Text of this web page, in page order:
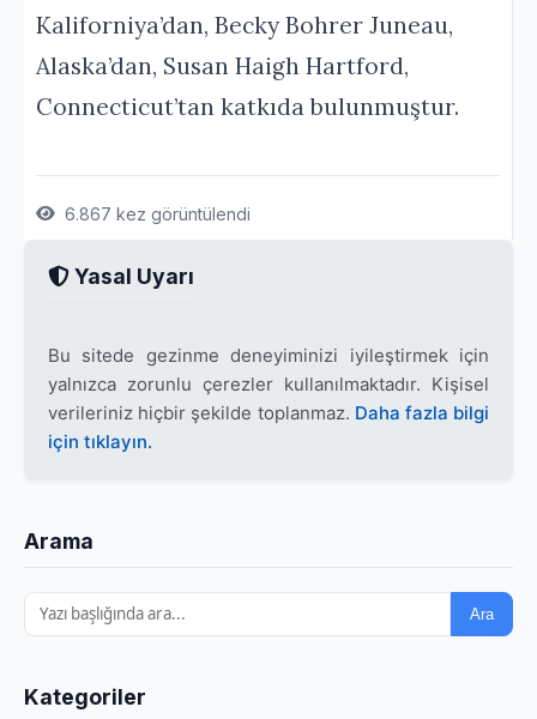
Kaliforniya’dan, Becky Bohrer Juneau,
Alaska’dan, Susan Haigh Hartford,
Connecticut’tan katkıda bulunmuştur.
6.867 kez görüntülendi
Yasal Uyarı
Bu sitede gezinme deneyiminizi iyileştirmek için
yalnızca zorunlu çerezler kullanılmaktadır. Kişisel
verileriniz hiçbir şekilde toplanmaz. Daha fazla bilgi
için tıklayın.
Arama
Ara
Kategoriler